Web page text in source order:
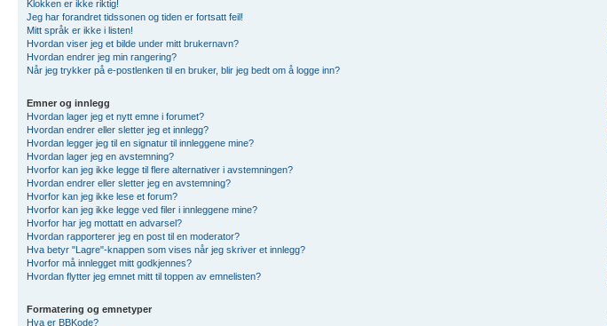
Klokken er ikke riktig!
Jeg har forandret tidssonen og tiden er fortsatt feil!
Mitt språk er ikke i listen!
Hvordan viser jeg et bilde under mitt brukernavn?
Hvordan endrer jeg min rangering?
Når jeg trykker på e-postlenken til en bruker, blir jeg bedt om å logge inn?
Emner og innlegg
Hvordan lager jeg et nytt emne i forumet?
Hvordan endrer eller sletter jeg et innlegg?
Hvordan legger jeg til en signatur til innleggene mine?
Hvordan lager jeg en avstemning?
Hvorfor kan jeg ikke legge til flere alternativer i avstemningen?
Hvordan endrer eller sletter jeg en avstemning?
Hvorfor kan jeg ikke lese et forum?
Hvorfor kan jeg ikke legge ved filer i innleggene mine?
Hvorfor har jeg mottatt en advarsel?
Hvordan rapporterer jeg en post til en moderator?
Hva betyr "Lagre"-knappen som vises når jeg skriver et innlegg?
Hvorfor må innlegget mitt godkjennes?
Hvordan flytter jeg emnet mitt til toppen av emnelisten?
Formatering og emnetyper
Hva er BBKode?